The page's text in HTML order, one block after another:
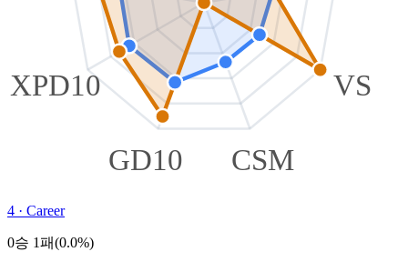
VS
CSM
GD10
XPD10
4 · Career
0승 1패(0.0%)